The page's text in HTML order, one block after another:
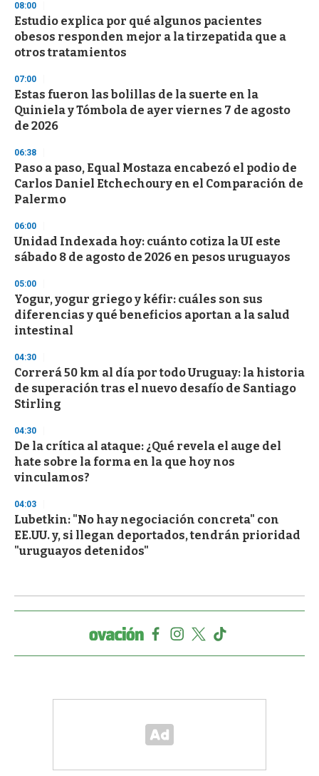
d
s
o
f
3
s
e
c
o
n
08:00
Estudio explica por qué algunos pacientes
obesos responden mejor a la tirzepatida que a
otros tratamientos
07:00
Estas fueron las bolillas de la suerte en la
Quiniela y Tómbola de ayer viernes 7 de agosto
de 2026
06:38
Paso a paso, Equal Mostaza encabezó el podio de
Carlos Daniel Etchechoury en el Comparación de
Palermo
06:00
Unidad Indexada hoy: cuánto cotiza la UI este
sábado 8 de agosto de 2026 en pesos uruguayos
05:00
Yogur, yogur griego y kéfir: cuáles son sus
diferencias y qué beneficios aportan a la salud
intestinal
04:30
Correrá 50 km al día por todo Uruguay: la historia
de superación tras el nuevo desafío de Santiago
Stirling
04:30
De la crítica al ataque: ¿Qué revela el auge del
hate sobre la forma en la que hoy nos
vinculamos?
04:03
Lubetkin: "No hay negociación concreta" con
EE.UU. y, si llegan deportados, tendrán prioridad
"uruguayos detenidos"